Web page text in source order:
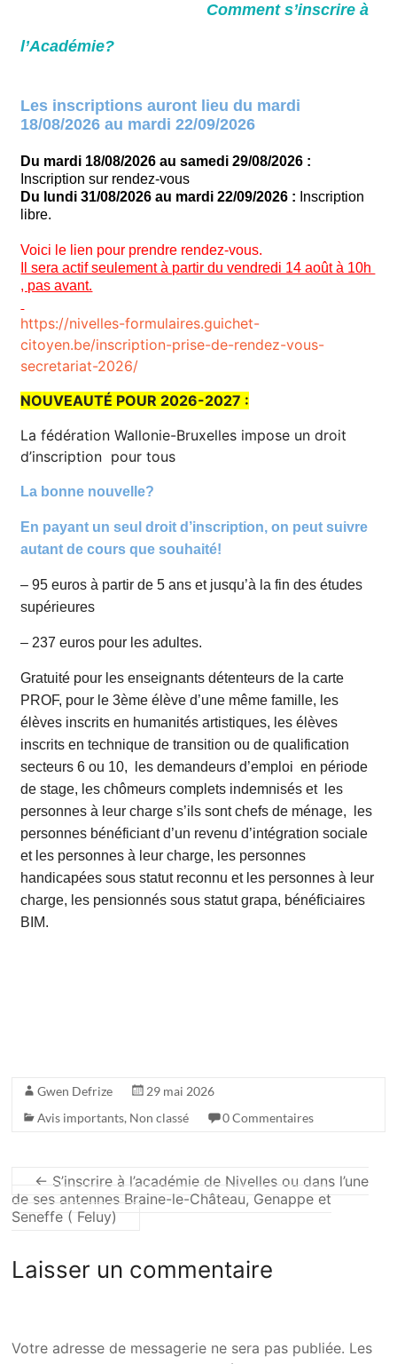
Comment s’inscrire à
l’Académie?
Les inscriptions auront lieu du mardi
18/08/2026 au mardi 22/09/2026
Du mardi 18/08/2026 au samedi 29/08/2026 :
Inscription sur rendez-vous
Du lundi 31/08/2026 au mardi 22/09/2026 : Inscription
libre.
Voici le lien pour prendre rendez-vous.
Il sera actif seulement à partir du vendredi 14 août à 10h
, pas avant.
https://nivelles-formulaires.guichet-
citoyen.be/inscription-prise-de-rendez-vous-
secretariat-2026/
NOUVEAUTÉ POUR 2026-2027 :
La fédération Wallonie-Bruxelles impose un droit
d’inscription pour tous
La bonne nouvelle?
En payant un seul droit d’inscription, on peut suivre
autant de cours que souhaité!
– 95 euros à partir de 5 ans et jusqu’à la fin des études
supérieures
– 237 euros pour les adultes.
Gratuité pour les enseignants détenteurs de la carte
PROF, pour le 3ème élève d’une même famille, les
élèves inscrits en humanités artistiques, les élèves
inscrits en technique de transition ou de qualification
secteurs 6 ou 10, les demandeurs d’emploi en période
de stage, les chômeurs complets indemnisés et les
personnes à leur charge s’ils sont chefs de ménage, les
personnes bénéficiant d’un revenu d’intégration sociale
et les personnes à leur charge, les personnes
handicapées sous statut reconnu et les personnes à leur
charge, les pensionnés sous statut grapa, bénéficiaires
BIM.
Gwen Defrize
29 mai 2026
Avis importants, Non classé 0 Commentaires
← S’inscrire à l’académie de Nivelles ou dans l’une
de ses antennes Braine-le-Château, Genappe et
Seneffe ( Feluy)
Laisser un commentaire
Votre adresse de messagerie ne sera pas publiée. Les